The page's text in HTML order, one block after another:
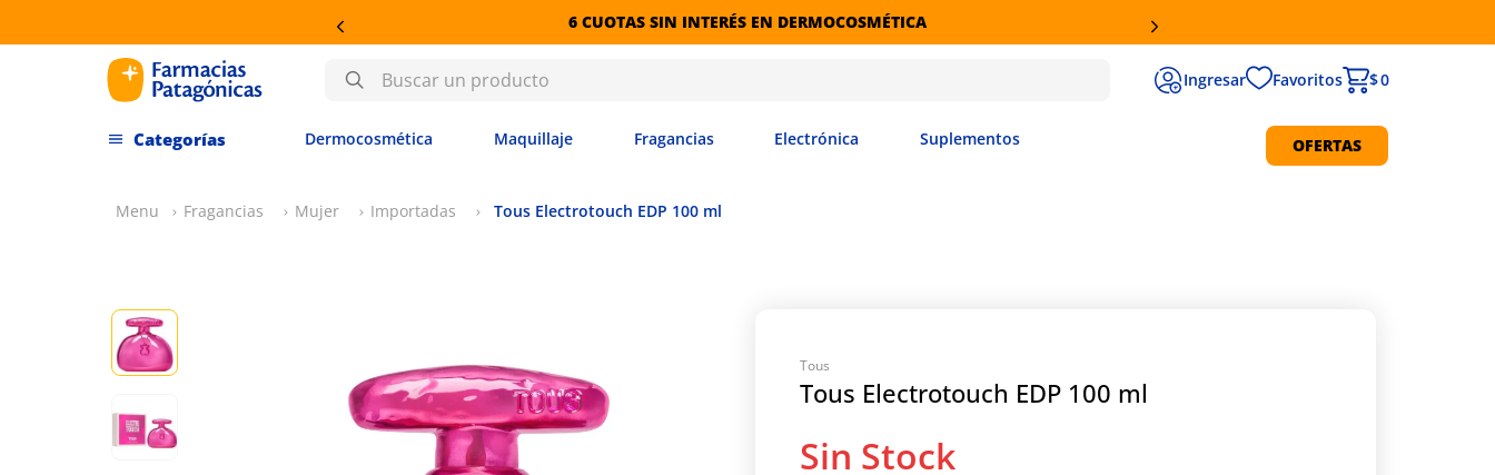
6 CUOTAS SIN INTERÉS EN DERMOCOSMÉTICA
Buscar un producto Favoritos $ 0
Dermocosmética Maquillaje Fragancias Electrónica Suplementos OFERTAS
Fragancias Mujer Importadas Tous Electrotouch EDP 100 ml
Tous
Tous Electrotouch EDP 100 ml